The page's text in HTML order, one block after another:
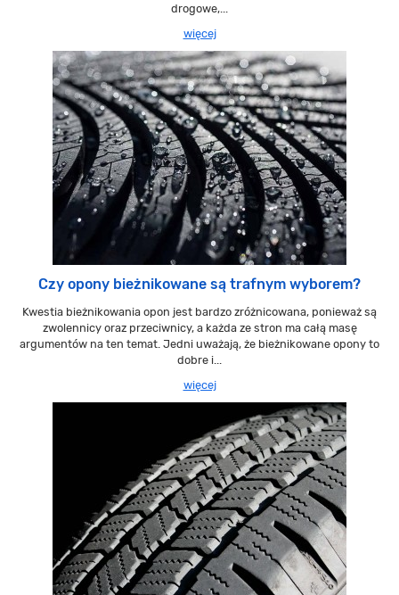
drogowe,...
więcej
Czy opony bieżnikowane są trafnym wyborem?
Kwestia bieżnikowania opon jest bardzo zróżnicowana, ponieważ są
zwolennicy oraz przeciwnicy, a każda ze stron ma całą masę
argumentów na ten temat. Jedni uważają, że bieżnikowane opony to
dobre i...
więcej